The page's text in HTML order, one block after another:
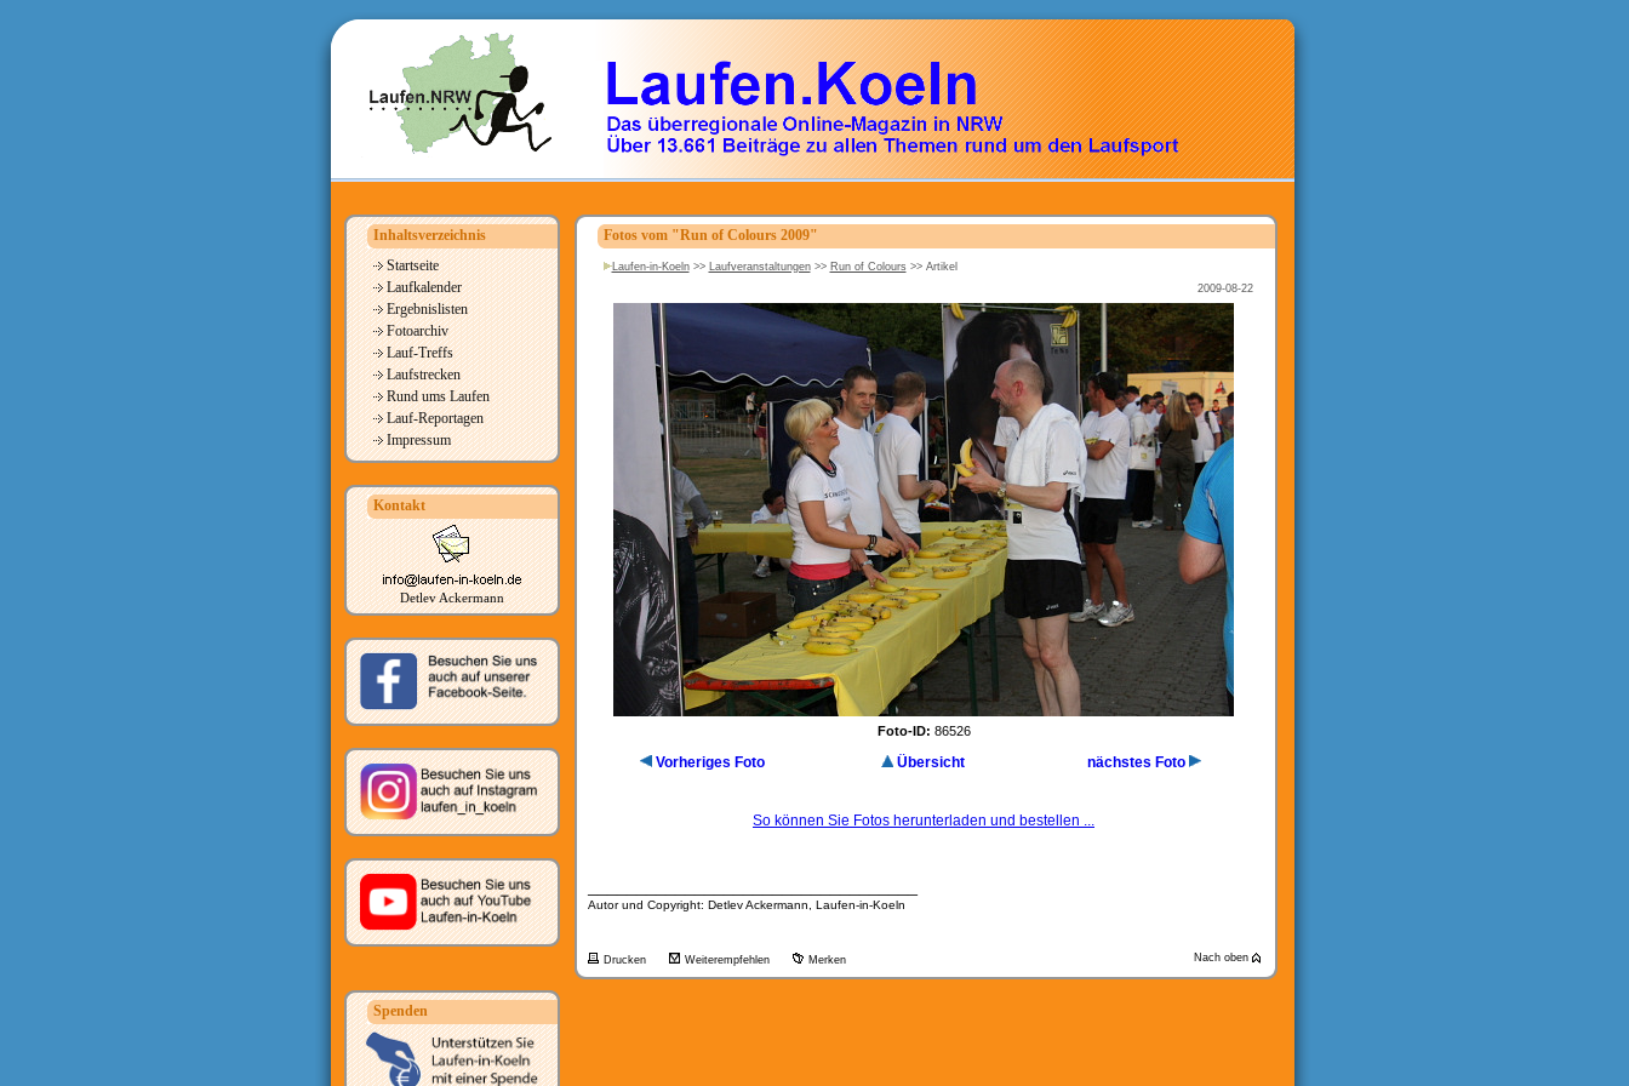
Inhaltsverzeichnis
Startseite
Laufkalender
Ergebnislisten
Fotoarchiv
Lauf-Treffs
Laufstrecken
Rund ums Laufen
Lauf-Reportagen
Impressum
Kontakt
Detlev Ackermann
Spenden
Fotos vom "Run of Colours 2009"
Laufen-in-Koeln>> Laufveranstaltungen>> Run of Colours >> Artikel
2009-08-22
Foto-ID: 86526
Vorheriges Foto Übersicht nächstes Foto
So können Sie Fotos herunterladen und bestellen ...
Autor und Copyright: Detlev Ackermann, Laufen-in-Koeln
Drucken Weiterempfehlen Merken Nach oben